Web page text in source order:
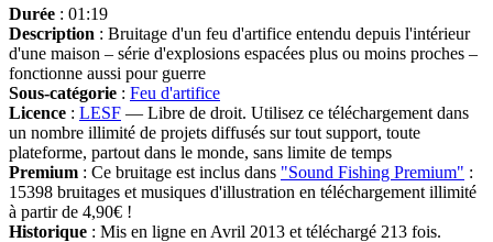
Durée : 01:19
Description : Bruitage d'un feu d'artifice entendu depuis l'intérieur
d'une maison – série d'explosions espacées plus ou moins proches –
fonctionne aussi pour guerre
Sous-catégorie : Feu d'artifice
Licence : LESF — Libre de droit. Utilisez ce téléchargement dans
un nombre illimité de projets diffusés sur tout support, toute
plateforme, partout dans le monde, sans limite de temps
Premium : Ce bruitage est inclus dans "Sound Fishing Premium" :
15398 bruitages et musiques d'illustration en téléchargement illimité
à partir de 4,90€ !
Historique : Mis en ligne en Avril 2013 et téléchargé 213 fois.